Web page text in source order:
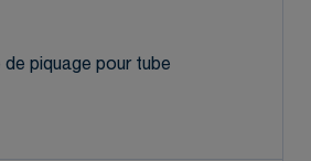
piquage pour tube